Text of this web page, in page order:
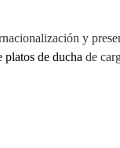
y
platos de ducha de